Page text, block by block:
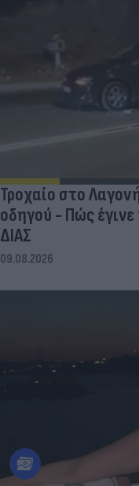
Τροχαίο στο
οδηγού - Πώς
ΔΙΑΣ
09.08.2026